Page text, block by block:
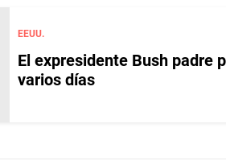
EEUU.
El expresidente Bush padre
varios días